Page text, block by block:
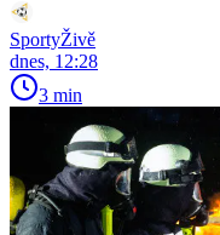
SportyŽivě
dnes, 12:28
3 min